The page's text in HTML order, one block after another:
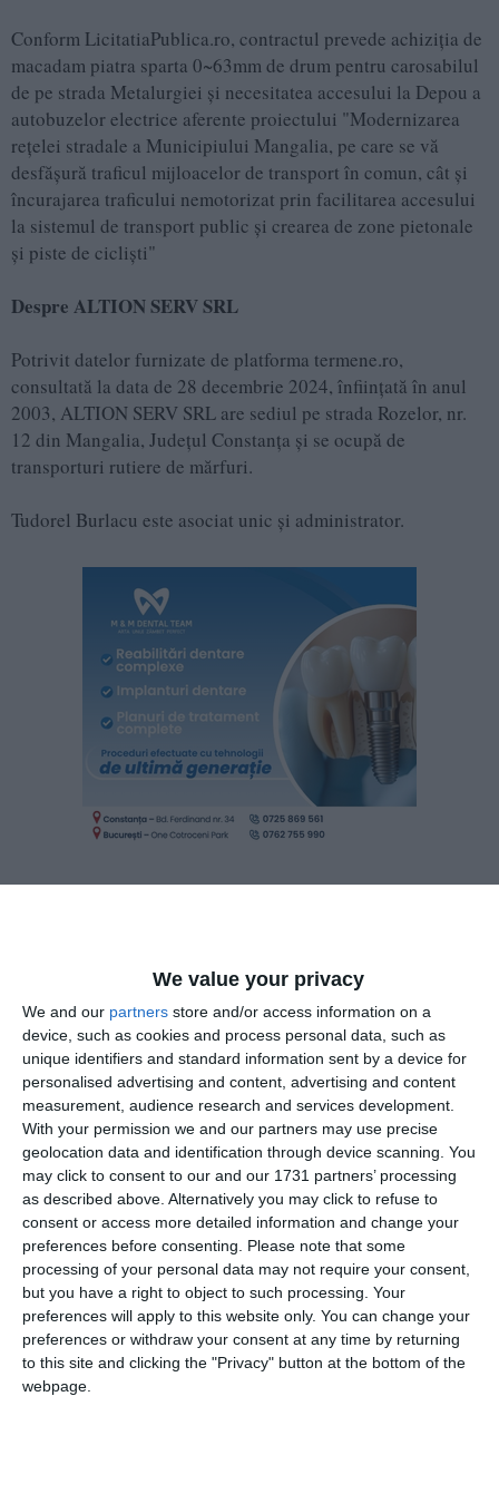
We value your privacy
We and our partners store and/or access information on a
device, such as cookies and process personal data, such as
unique identifiers and standard information sent by a device for
personalised advertising and content, advertising and content
measurement, audience research and services development.
With your permission we and our partners may use precise
geolocation data and identification through device scanning. You
may click to consent to our and our 1731 partners’ processing
as described above. Alternatively you may click to refuse to
consent or access more detailed information and change your
preferences before consenting.
Please note that some
processing of your personal data may not require your consent,
but you have a right to object to such processing. Your
preferences will apply to this website only. You can change your
preferences or withdraw your consent at any time by returning
to this site and clicking the "Privacy" button at the bottom of the
webpage.
Conform LicitatiaPublica.ro, contractul prevede achiziția de
macadam piatra sparta 0~63mm de drum pentru carosabilul
de pe strada Metalurgiei și necesitatea accesului la Depou a
autobuzelor electrice aferente proiectului "Modernizarea
rețelei stradale a Municipiului Mangalia, pe care se vă
desfășură traficul mijloacelor de transport în comun, cât și
încurajarea traficului nemotorizat prin facilitarea accesului
la sistemul de transport public și crearea de zone pietonale
și piste de cicliști"
Despre ALTION SERV SRL
Potrivit datelor furnizate de platforma termene.ro,
consultată la data de 28 decembrie 2024, înființată în anul
2003, ALTION SERV SRL are sediul pe strada Rozelor, nr.
12 din Mangalia, Județul Constanța și se ocupă de
transporturi rutiere de mărfuri.
Tudorel Burlacu este asociat unic și administrator.
3.543.479 lei, profit de 611.170 lei și un număr de 8
angajați.
Comparativ cu anul anterior, compania a înregistrat o
creștere a cifrei de afaceri cu 30.71%,
potrivit www.termene.ro.
Potrivit termene.ro, Burlacu Tudorel mai este asociat și în
Fabrica de Betoane și Prefabricate CDC SRL.
ALTION SERV SRL și-a adjudecat, prin negociere directă,
98 de contracte de la autorități publice locale.
Printre aceste se numără: Municipiul Mangalia, Direcția